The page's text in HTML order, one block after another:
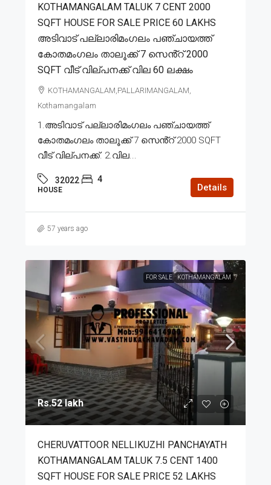
KOTHAMANGALAM TALUK 7 CENT 2000
SQFT HOUSE FOR SALE PRICE 60 LAKHS
അടിവാട് പല്ലാരിമംഗലം പഞ്ചായത്ത്
കോതമംഗലം താലൂക്ക് 7 സെൻ്റ് 2000
SQFT വീട് വില്പനക്ക് വില 60 ലക്ഷം
KOTHAMANGALAM,PALLARIMANGALAM,
Kothamangalam
1.അടിവാട് പല്ലാരിമംഗലം പഞ്ചായത്ത്
കോതമംഗലം താലൂക്ക് 7 സെൻ്റ് 2000 SQFT
വീട് വില്പനക്ക്. 2.വില...
32022 4
HOUSE Details
57 years ago
FOR SALE KOTHAMANGALAM
Rs.52 lakh
CHERUVATTOOR NELLIKUZHI PANCHAYATH
KOTHAMANGALAM TALUK 7.5 CENT 1400
SQFT HOUSE FOR SALE PRICE 52 LAKHS